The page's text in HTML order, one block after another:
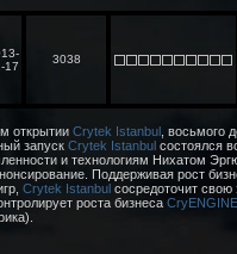
17
3038
открытии Crytek Istanbul , восьмого
запуск Crytek Istanbul состоялся
и технологиям Нихатом
Поддерживая рост
Crytek Istanbul сосредоточит свою
роста бизнеса